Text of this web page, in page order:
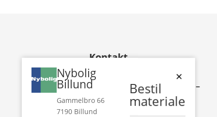
Kontakt
Nybolig Development Billund –
Grindsted
Gammelbro 66
Nybolig
Billund
Gammelbro 66
7190 Billund
×
Bestil
materiale